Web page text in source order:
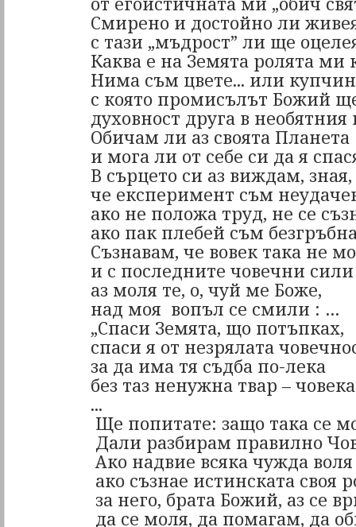
Смирено и достойно ли
с тази „мъдрост” ли ще
Каква е на Земята ролята ми
Нима съм цвете... или
с която промисълът Божий
духовност друга в необятния
Обичам ли аз своята Планета
и мога ли от себе си да я
В сърцето си аз виждам, зная,
че експеримент съм
ако не положа труд, не се
ако пак плебей съм
Съзнавам, че вовек така не
и с последните човечни сили
аз моля те, о, чуй ме Боже,
над моя вопъл се смили : …
„Спаси Земята, що потъпках,
спаси я от незрялата
за да има тя съдба по-лека
без таз ненужна твар –
...
Ще попитате: защо така се
Дали разбирам правилно
Ако надвие всяка чужда воля
ако съзнае истинската своя
за него, брата Божий, аз се
да се моля, да помагам, да